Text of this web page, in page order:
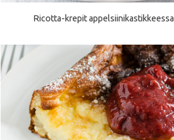
Ricotta-krepit appelsiinikastikkeessa